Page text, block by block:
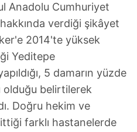
Anadolu Cumhuriyet
hakkında verdiği şikâyet
2014'te yüksek
Yeditepe
5 damarın yüzde
olduğu belirtilerek
Doğru hekim ve
farklı hastanelerde